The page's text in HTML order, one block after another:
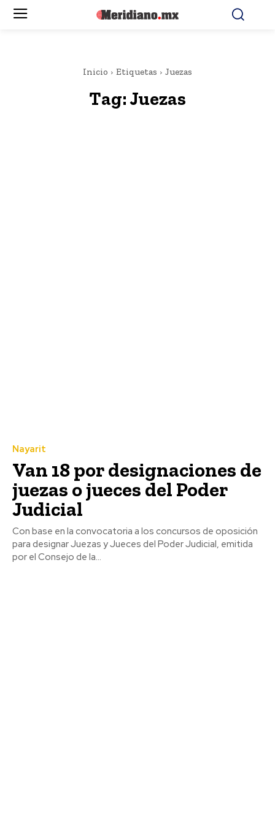
Inicio Etiquetas Juezas
Tag:Juezas
Nayarit
Van 18 por designaciones de
juezas o jueces del Poder
Judicial
Con base en la convocatoria a los concursos de oposición
para designar Juezas y Jueces del Poder Judicial, emitida
por el Consejo de la...